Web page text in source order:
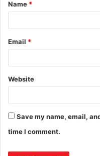
Name *
Email *
Website
Save my name, email,
time I comment.